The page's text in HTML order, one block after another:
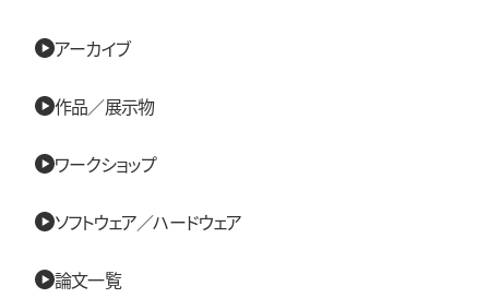
アーカイブ
作品／展示物
ワークショップ
ソフトウェア／ハードウェア
論文一覧